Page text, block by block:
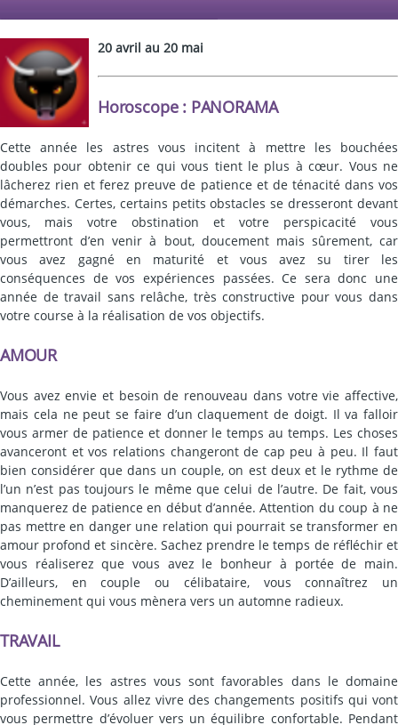
20 avril au 20 mai
Horoscope : PANORAMA
Cette année les astres vous incitent à mettre les bouchées
doubles pour obtenir ce qui vous tient le plus à cœur. Vous ne
lâcherez rien et ferez preuve de patience et de ténacité dans vos
démarches. Certes, certains petits obstacles se dresseront devant
vous, mais votre obstination et votre perspicacité vous
permettront d’en venir à bout, doucement mais sûrement, car
vous avez gagné en maturité et vous avez su tirer les
conséquences de vos expériences passées. Ce sera donc une
année de travail sans relâche, très constructive pour vous dans
votre course à la réalisation de vos objectifs.
AMOUR
Vous avez envie et besoin de renouveau dans votre vie affective,
mais cela ne peut se faire d’un claquement de doigt. Il va falloir
vous armer de patience et donner le temps au temps. Les choses
avanceront et vos relations changeront de cap peu à peu. Il faut
bien considérer que dans un couple, on est deux et le rythme de
l’un n’est pas toujours le même que celui de l’autre. De fait, vous
manquerez de patience en début d’année. Attention du coup à ne
pas mettre en danger une relation qui pourrait se transformer en
amour profond et sincère. Sachez prendre le temps de réfléchir et
vous réaliserez que vous avez le bonheur à portée de main.
D’ailleurs, en couple ou célibataire, vous connaîtrez un
cheminement qui vous mènera vers un automne radieux.
TRAVAIL
Cette année, les astres vous sont favorables dans le domaine
professionnel. Vous allez vivre des changements positifs qui vont
vous permettre d’évoluer vers un équilibre confortable. Pendant